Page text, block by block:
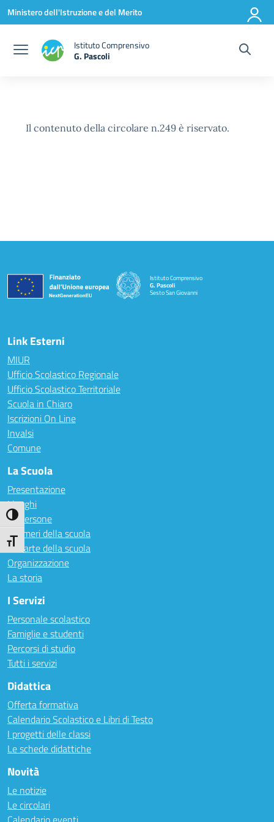
Attiva/disattiva alto contrasto
Attiva/disattiva dimensione testo
Vai ai contenuti
Vai al menu di navigazione
Vai al footer
Ministero dell'Istruzione e del Merito
Istituto Comprensivo
G. Pascoli
Il contenuto della circolare n.249 è riservato.
Istituto Comprensivo
G. Pascoli
Sesto San Giovanni
Link Esterni
MIUR
Ufficio Scolastico Regionale
Ufficio Scolastico Territoriale
Scuola in Chiaro
Iscrizioni On Line
Invalsi
Comune
La Scuola
Presentazione
I luoghi
Le persone
I numeri della scuola
Le carte della scuola
Organizzazione
La storia
I Servizi
Personale scolastico
Famiglie e studenti
Percorsi di studio
Tutti i servizi
Didattica
Offerta formativa
Calendario Scolastico e Libri di Testo
I progetti delle classi
Le schede didattiche
Novità
Le notizie
Le circolari